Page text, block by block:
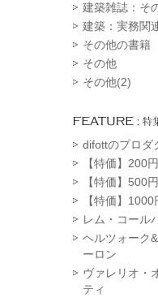
建築雑誌：そ
建築：実務関
その他の書籍
その他
その他(2)
difottのプロダ
【特価】200
【特価】500
【特価】
レム・コール
ヘルツォーク
ーロン
ヴァレリオ・
ティ